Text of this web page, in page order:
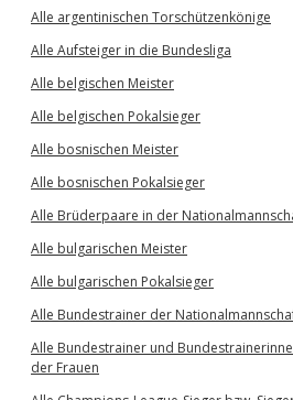
Alle argentinischen Torschützenkönige
Alle Aufsteiger in die Bundesliga
Alle belgischen Meister
Alle belgischen Pokalsieger
Alle bosnischen Meister
Alle bosnischen Pokalsieger
Alle Brüderpaare in der
Alle bulgarischen Meister
Alle bulgarischen Pokalsieger
Alle Bundestrainer der
Alle Bundestrainer und
der Frauen